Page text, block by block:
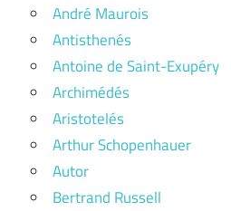
André Maurois
Antisthenés
Antoine de Saint-Exupéry
Archimédés
Aristotelés
Arthur Schopenhauer
Autor
Bertrand Russell